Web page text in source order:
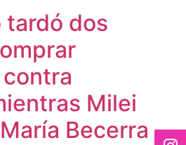
tardó dos
Milei
Becerra